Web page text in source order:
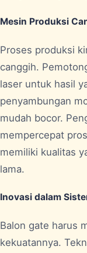
Mesin Produksi
Proses produksi
canggih.
laser untuk hasil
penyambungan
mudah bocor.
mempercepat
memiliki kualitas
lama.
Inovasi dalam
Balon gate harus
kekuatannya.